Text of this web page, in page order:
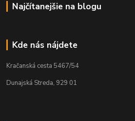
Najčítanejšie na blogu
Kde nás nájdete
Kračanská cesta 5467/54
Dunajská Streda, 929 01